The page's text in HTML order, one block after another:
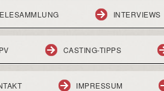
INTERVIEWS
CASTING-TIPPS
IMPRESSUM